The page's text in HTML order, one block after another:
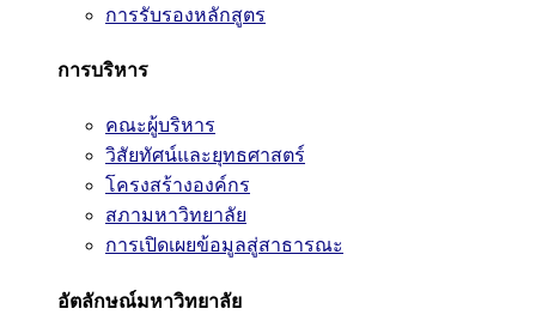
การรับรองหลักสูตร
การบริหาร
คณะผู้บริหาร
วิสัยทัศน์และยุทธศาสตร์
โครงสร้างองค์กร
สภามหาวิทยาลัย
การเปิดเผยข้อมูลสู่สาธารณะ
อัตลักษณ์มหาวิทยาลัย